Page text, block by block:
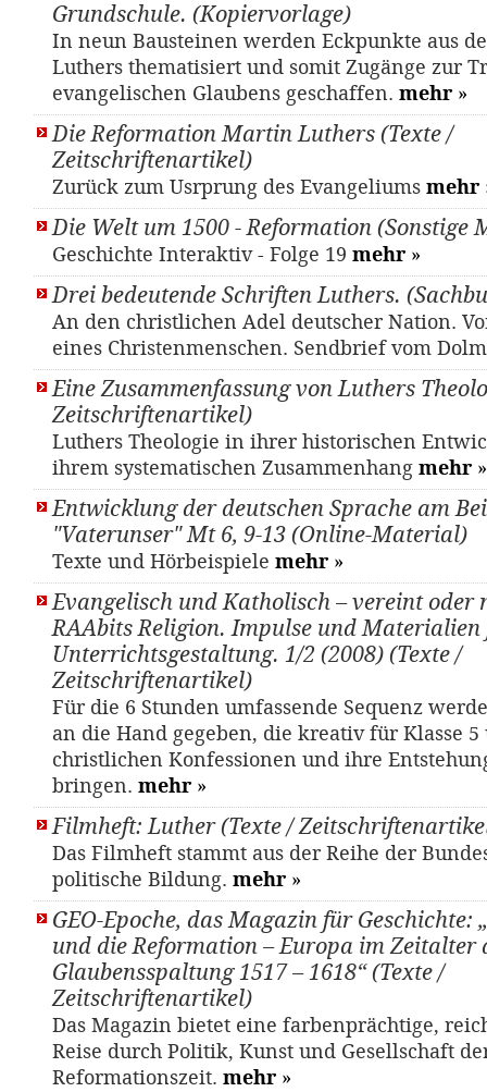
Grundschule. (Kopiervorlage)
In neun Bausteinen werden Eckpunkte aus
Luthers thematisiert und somit Zugänge zur
evangelischen Glaubens geschaffen. mehr »
Die Reformation Martin Luthers (Texte /
Zeitschriftenartikel)
Zurück zum Usrprung des Evangeliums mehr
Die Welt um 1500 - Reformation (Sonstige
Geschichte Interaktiv - Folge 19 mehr »
Drei bedeutende Schriften Luthers.
An den christlichen Adel deutscher Nation.
eines Christenmenschen. Sendbrief vom
Eine Zusammenfassung von Luthers
Zeitschriftenartikel)
Luthers Theologie in ihrer historischen
ihrem systematischen Zusammenhang mehr »
Entwicklung der deutschen Sprache am
"Vaterunser" Mt 6, 9-13 (Online-Material)
Texte und Hörbeispiele mehr »
Evangelisch und Katholisch – vereint oder
RAAbits Religion. Impulse und
Unterrichtsgestaltung. 1/2 (2008) (Texte /
Zeitschriftenartikel)
Für die 6 Stunden umfassende Sequenz
an die Hand gegeben, die kreativ für Klasse 5
christlichen Konfessionen und ihre
bringen. mehr »
Filmheft: Luther (Texte /
Das Filmheft stammt aus der Reihe der
politische Bildung. mehr »
GEO-Epoche, das Magazin für
und die Reformation – Europa im Zeitalter
Glaubensspaltung 1517 – 1618“ (Texte /
Zeitschriftenartikel)
Das Magazin bietet eine farbenprächtige,
Reise durch Politik, Kunst und Gesellschaft
Reformationszeit. mehr »